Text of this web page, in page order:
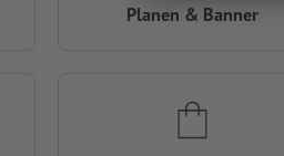
Planen & Banner